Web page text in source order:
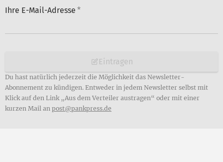
Ihre E-Mail-Adresse *
Eintragen
Du hast natürlich jederzeit die Möglichkeit das Newsletter-
Abonnement zu kündigen. Entweder in jedem Newsletter selbst mit
Klick auf den Link „Aus dem Verteiler austragen“ oder mit einer
kurzen Mail an post@pankpress.de